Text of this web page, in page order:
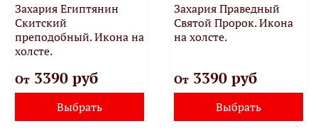
Захария Египтянин
Скитский
преподобный. Икона на
холсте.
От3390 руб
Выбрать
Захария Праведный
Святой Пророк. Икона
на холсте.
От3390 руб
Выбрать